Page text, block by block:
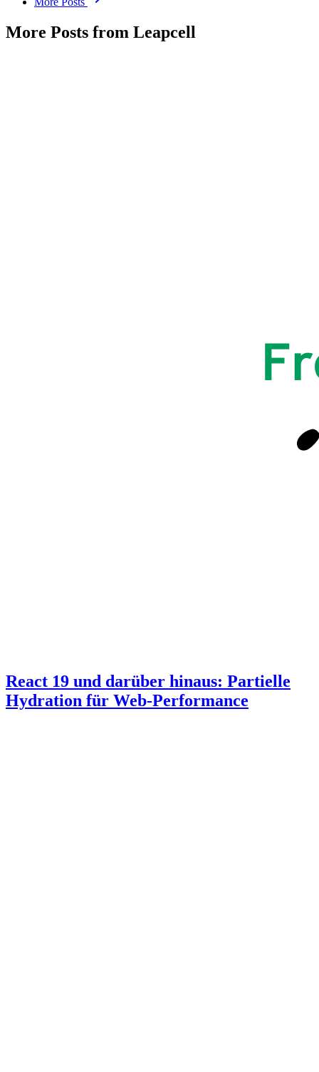
More Posts from Leapcell
React 19 und darüber hinaus: Partielle
Hydration für Web-Performance